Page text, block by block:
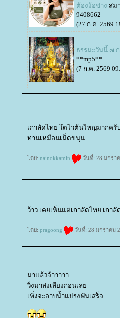
ต้องง้อช่าง สม
9408662
(27 ก.ค. 2569
ธรรมะวันนี้ ๗
**mp5**
(7 ก.ค. 2569
เกาลัดไทย โตไวต้นใหญ่มากครั
ทานเหมือนเม็ดขนุน
ดย: nainokkamin วันที่: 28 มกราค
ว้าว เคยเห็นแต่เกาลัดไทย เกา
ดย: pragoong วันที่: 28 มกราคม
มาแล้วจ้าาาาา
วิ่งมาส่งเสียงก่อนเล
เพิ่งจะอาบน้ำแปรงฟันเสร็จ